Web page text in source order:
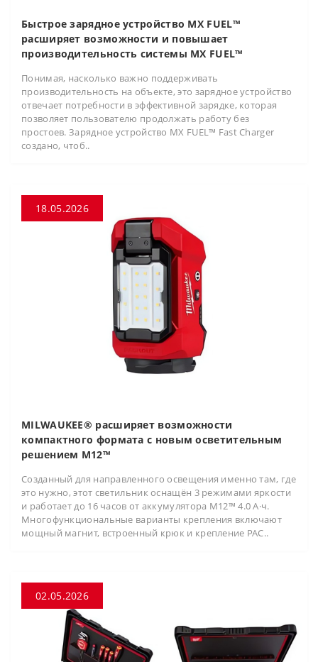
Быстрое зарядное устройство MX FUEL™
расширяет возможности и повышает
производительность системы MX FUEL™
Понимая, насколько важно поддерживать
производительность на объекте, это зарядное устройство
отвечает потребности в эффективной зарядке, которая
позволяет пользователю продолжать работу без
простоев. Зарядное устройство MX FUEL™ Fast Charger
создано, чтоб..
18.05.2026
MILWAUKEE® расширяет возможности
компактного формата с новым осветительным
решением M12™
Созданный для направленного освещения именно там, где
это нужно, этот светильник оснащён 3 режимами яркости
и работает до 16 часов от аккумулятора M12™ 4.0 А·ч.
Многофункциональные варианты крепления включают
мощный магнит, встроенный крюк и крепление PAC..
02.05.2026